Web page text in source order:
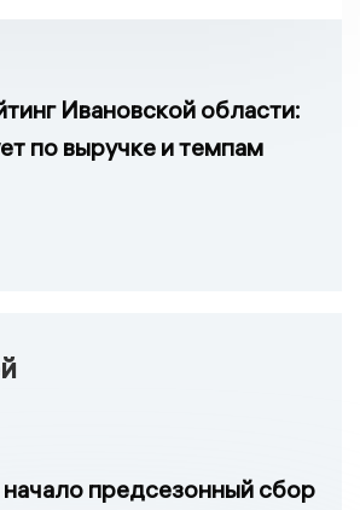
Ивановской области:
по выручке и темпам
предсезонный сбор